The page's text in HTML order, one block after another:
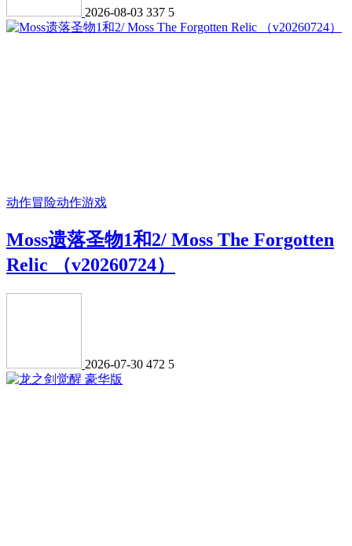
2026-08-03 337 5
动作冒险动作游戏
Moss遗落圣物1和2/ Moss The Forgotten
Relic （v20260724）
2026-07-30 472 5